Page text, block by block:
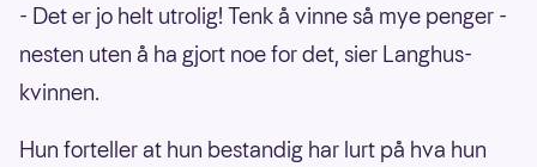
- Det er jo helt utrolig! Tenk å vinne så mye penger -
nesten uten å ha gjort noe for det, sier Langhus-
kvinnen.
Hun forteller at hun bestandig har lurt på hva hun